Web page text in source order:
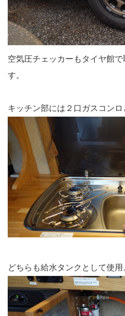
空気圧チェッカーもタイヤ館
す。
キッチン部には２口ガスコンロ
どちらも給水タンクとして使用